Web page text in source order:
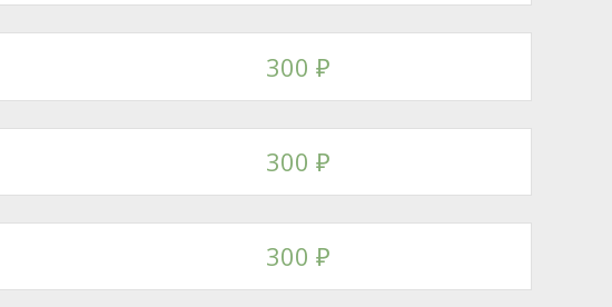
300 ₽
300 ₽
300 ₽